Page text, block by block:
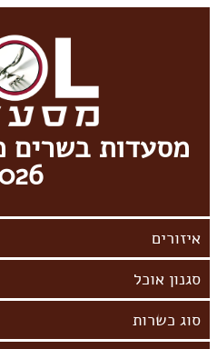
מסעדות בשרים